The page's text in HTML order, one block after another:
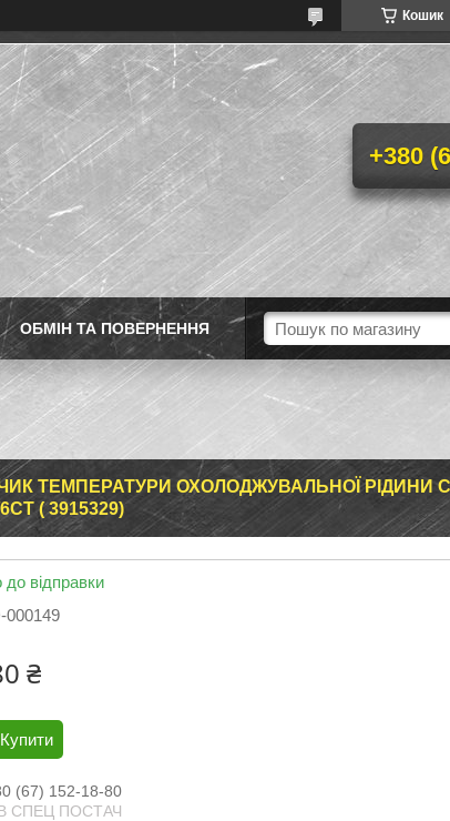
Кошик
+380
ОБМІН ТА ПОВЕРНЕННЯ
ТЕМПЕРАТУРИ ОХОЛОДЖУВАЛЬНОЇ РІДИНИ
( 3915329)
до відправки
000149
₴
Купити
(67) 152-18-80
СПЕЦ ПОСТАЧ